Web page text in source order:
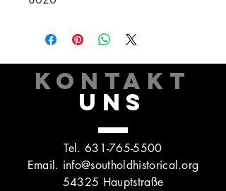
KONTAKT
UNS
Tel. 631-765-5500
Email. info@southoldhistorical.org
54325 Hauptstraße